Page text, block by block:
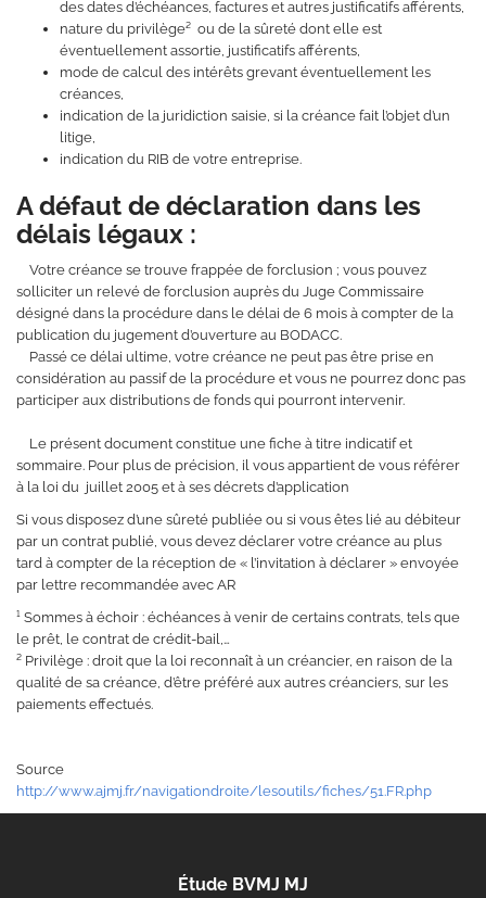
des dates d’échéances, factures et autres justificatifs afférents,
nature du privilège² ou de la sûreté dont elle est
éventuellement assortie, justificatifs afférents,
mode de calcul des intérêts grevant éventuellement les
créances,
indication de la juridiction saisie, si la créance fait l’objet d’un
litige,
indication du RIB de votre entreprise.
A défaut de déclaration dans les
délais légaux :
Votre créance se trouve frappée de forclusion ; vous pouvez
solliciter un relevé de forclusion auprès du Juge Commissaire
désigné dans la procédure dans le délai de 6 mois à compter de la
publication du jugement d’ouverture au BODACC.
Passé ce délai ultime, votre créance ne peut pas être prise en
considération au passif de la procédure et vous ne pourrez donc pas
participer aux distributions de fonds qui pourront intervenir.
Le présent document constitue une fiche à titre indicatif et
sommaire. Pour plus de précision, il vous appartient de vous référer
à la loi du juillet 2005 et à ses décrets d’application
Si vous disposez d’une sûreté publiée ou si vous êtes lié au débiteur
par un contrat publié, vous devez déclarer votre créance au plus
tard à compter de la réception de « l’invitation à déclarer » envoyée
par lettre recommandée avec AR
¹ Sommes à échoir : échéances à venir de certains contrats, tels que
le prêt, le contrat de crédit-bail,…
² Privilège : droit que la loi reconnaît à un créancier, en raison de la
qualité de sa créance, d’être préféré aux autres créanciers, sur les
paiements effectués.
Source
http://www.ajmj.fr/navigationdroite/lesoutils/fiches/51.FR.php
Étude BVMJ MJ